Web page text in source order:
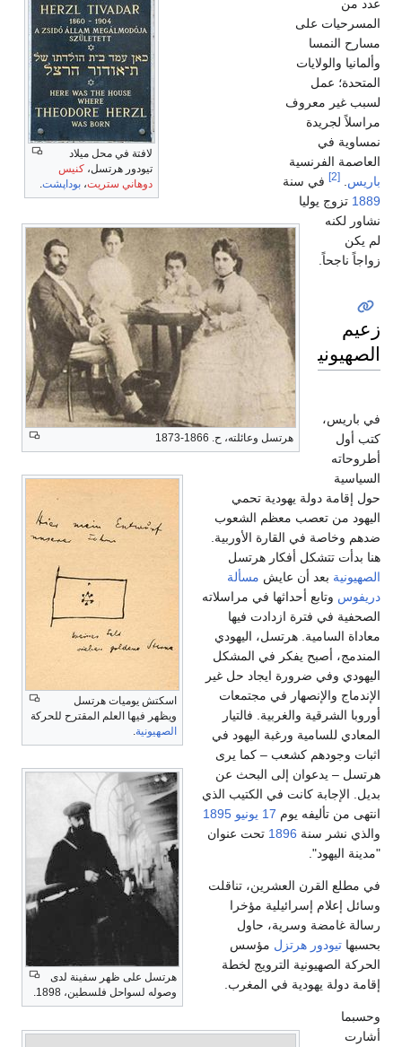
لافتة في محل ميلاد
تيودور هرتسل، كنيس
دوهاني ستريت، بوداپشت.
هرتسل وعائلته، ح. 1866-1873
عدد من
المسرحيات على
مسارح النمسا
وألمانيا والولايات
المتحدة؛ عمل
لسبب غير معروف
مراسلاً لجريدة
نمساوية في
العاصمة الفرنسية
باريس.
[2]
في سنة
1889 تزوج يوليا
نشاور لكنه
لم يكن
زواجاً ناجحاً.
زعيم
الصهيونية
اسكتش يوميات هرتسل
ويظهر فيها العلم المقترح للحركة
الصهيونية.
هرتسل على ظهر سفينة لدى
وصوله لسواحل فلسطين، 1898.
في باريس،
كتب أول
أطروحاته
السياسية
حول إقامة دولة يهودية تحمي
اليهود من تعصب معظم الشعوب
ضدهم وخاصة في القارة الأوربية.
هنا بدأت تتشكل أفكار هرتسل
الصهيونية بعد أن عايش مسألة
دريفوس وتابع أحداثها في مراسلاته
الصحفية في فترة ازدادت فيها
معاداة السامية. هرتسل، اليهودي
المندمج، أصبح يفكر في المشكل
اليهودي وفي ضرورة ايجاد حل غير
الإندماج والإنصهار في مجتمعات
أوروبا الشرقية والغربية. فالتيار
المعادي للسامية ورغبة اليهود في
اثبات وجودهم كشعب – كما يرى
هرتسل – يدعوان إلى البحث عن
بديل. الإجابة كانت في الكتيب الذي
انتهى من تأليفه يوم 17 يونيو
1895
والذي نشر سنة 1896 تحت عنوان
"مدينة اليهود".
في مطلع القرن العشرين، تناقلت
وسائل إعلام إسرائيلية مؤخرا
رسالة غامضة وسرية، حاول
بحسبها تيودور هرتزل مؤسس
الحركة الصهيونية الترويج لخطة
إقامة دولة يهودية في المغرب.
وحسبما
أشارت